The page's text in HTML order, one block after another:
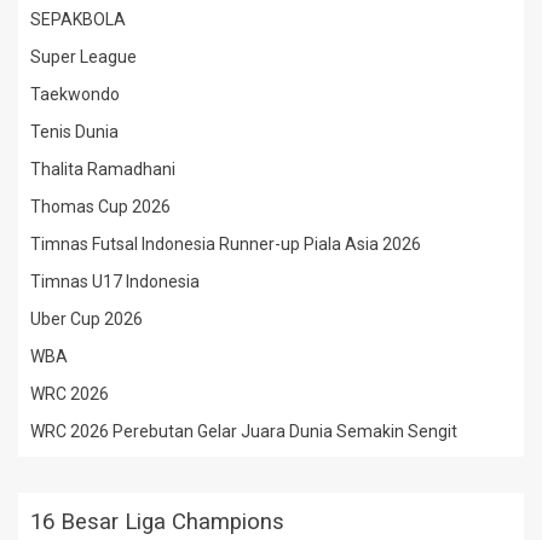
SEPAKBOLA
Super League
Taekwondo
Tenis Dunia
Thalita Ramadhani
Thomas Cup 2026
Timnas Futsal Indonesia Runner-up Piala Asia 2026
Timnas U17 Indonesia
Uber Cup 2026
WBA
WRC 2026
WRC 2026 Perebutan Gelar Juara Dunia Semakin Sengit
16 Besar Liga Champions